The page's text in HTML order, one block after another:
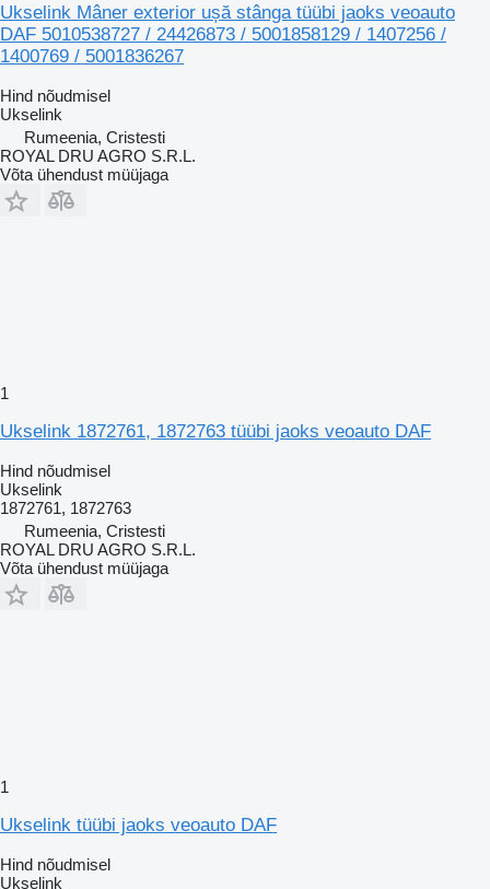
Ukselink Mâner exterior ușă stânga tüübi jaoks veoauto
DAF 5010538727 / 24426873 / 5001858129 / 1407256 /
1400769 / 5001836267
Hind nõudmisel
Ukselink
Rumeenia, Cristesti
ROYAL DRU AGRO S.R.L.
Võta ühendust müüjaga
1
Ukselink 1872761, 1872763 tüübi jaoks veoauto DAF
Hind nõudmisel
Ukselink
1872761, 1872763
Rumeenia, Cristesti
ROYAL DRU AGRO S.R.L.
Võta ühendust müüjaga
1
Ukselink tüübi jaoks veoauto DAF
Hind nõudmisel
Ukselink